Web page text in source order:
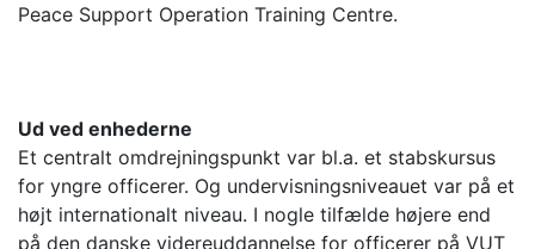
Peace Support Operation Training Centre.
Ud ved enhederne
Et centralt omdrejningspunkt var bl.a. et stabskursus
for yngre officerer. Og undervisningsniveauet var på et
højt internationalt niveau. I nogle tilfælde højere end
på den danske videreuddannelse for officerer på VUT